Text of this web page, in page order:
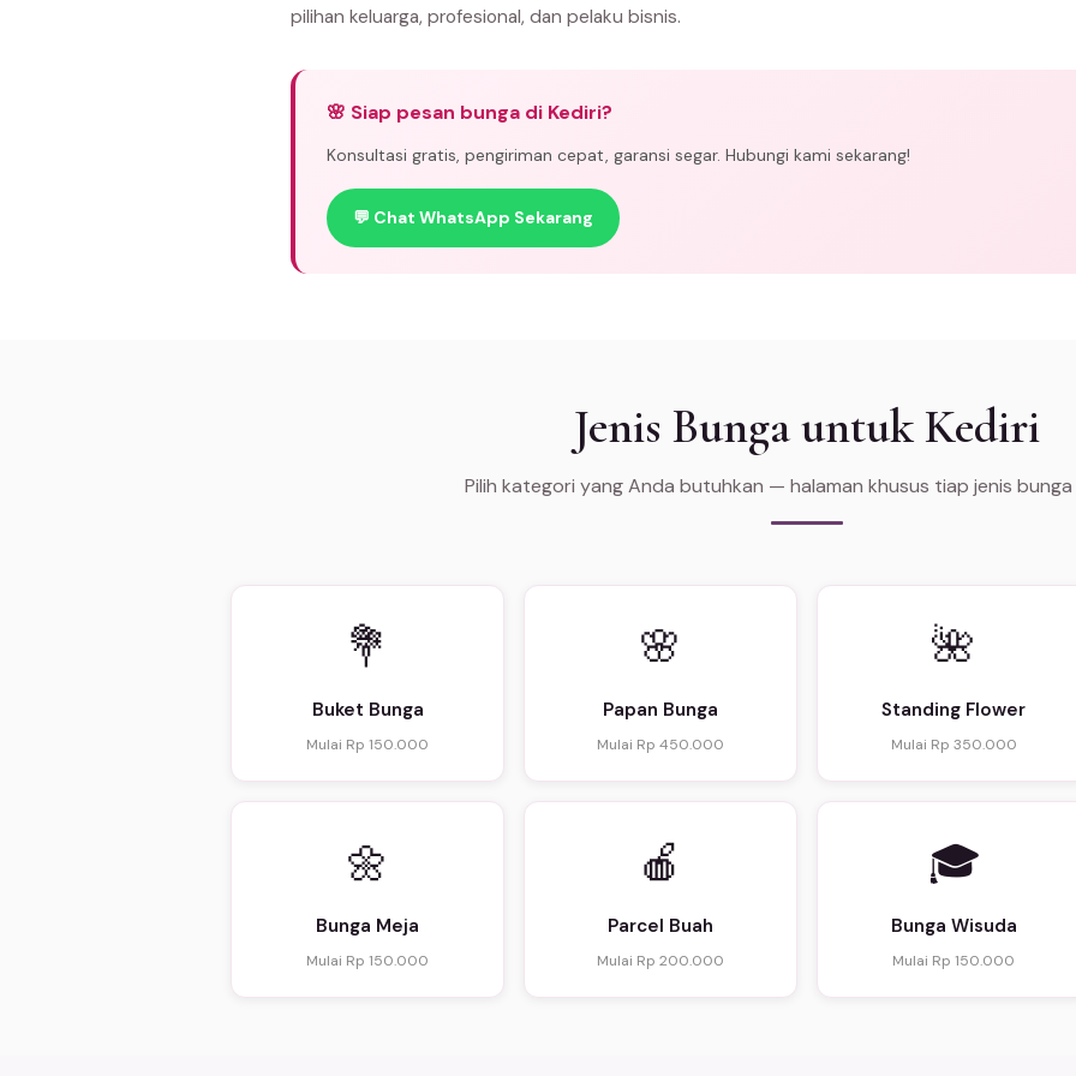
pilihan keluarga, profesional, dan pelaku bisnis.
🌸 Siap pesan bunga di Kediri?
Konsultasi gratis, pengiriman cepat, garansi segar. Hubungi kami sekarang!
💬 Chat WhatsApp Sekarang
Jenis Bunga untuk Kediri
Pilih kategori yang Anda butuhkan — halaman khusus tiap jenis
💐
Buket Bunga
Mulai Rp 150.000
🌸
Papan Bunga
Mulai Rp 450.000
🌺
Standing Flower
Mulai Rp 350.000
🌼
Bunga Meja
Mulai Rp 150.000
🍎
Parcel Buah
Mulai Rp 200.000
🎓
Bunga Wisuda
Mulai Rp 150.000